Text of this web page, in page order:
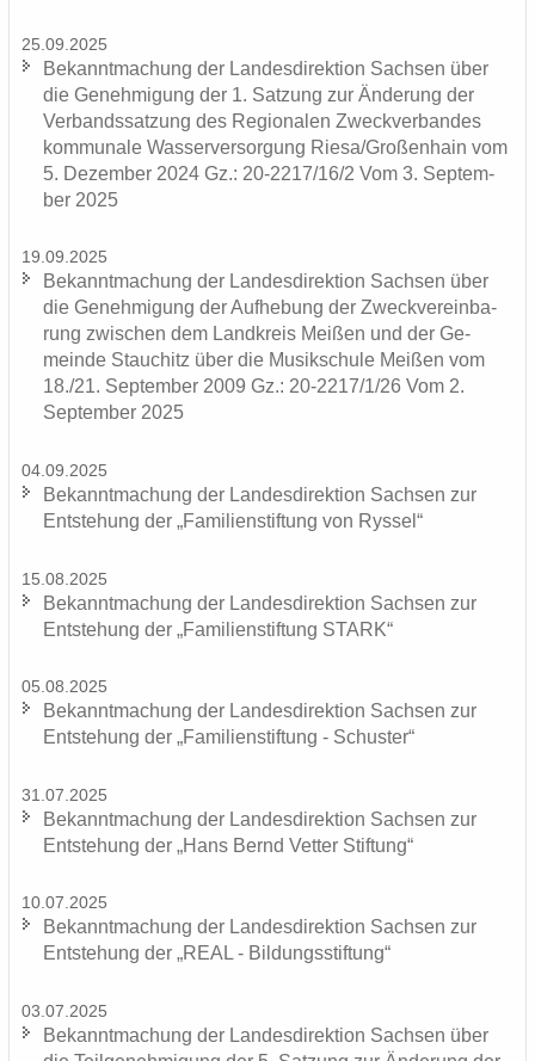
25.09.2025
Be­kannt­ma­chung der Lan­des­di­rek­ti­on Sach­sen über
die Ge­neh­mi­gung der 1. Sat­zung zur Än­de­rung der
Ver­bands­sat­zung des Re­gio­na­len Zweck­ver­ban­des
kom­mu­na­le Was­ser­ver­sor­gung Riesa/Gro­ßen­hain vom
5. De­zem­ber 2024 Gz.: 20-2217/16/2 Vom 3. Sep­tem­
ber 2025
19.09.2025
Be­kannt­ma­chung der Lan­des­di­rek­ti­on Sach­sen über
die Ge­neh­mi­gung der Auf­he­bung der Zweck­ver­ein­ba­
rung zwi­schen dem Land­kreis Mei­ßen und der Ge­
mein­de Stau­chitz über die Mu­sik­schu­le Mei­ßen vom
18./21. Sep­tem­ber 2009 Gz.: 20-2217/1/26 Vom 2.
Sep­tem­ber 2025
04.09.2025
Be­kannt­ma­chung der Lan­des­di­rek­ti­on Sach­sen zur
Ent­ste­hung der „Fa­mi­li­en­stif­tung von Rys­sel“
15.08.2025
Be­kannt­ma­chung der Lan­des­di­rek­ti­on Sach­sen zur
Ent­ste­hung der „Fa­mi­li­en­stif­tung STARK“
05.08.2025
Be­kannt­ma­chung der Lan­des­di­rek­ti­on Sach­sen zur
Ent­ste­hung der „Fa­mi­li­en­stif­tung - Schus­ter“
31.07.2025
Be­kannt­ma­chung der Lan­des­di­rek­ti­on Sach­sen zur
Ent­ste­hung der „Hans Bernd Vet­ter Stif­tung“
10.07.2025
Be­kannt­ma­chung der Lan­des­di­rek­ti­on Sach­sen zur
Ent­ste­hung der „REAL - Bil­dungs­stif­tung“
03.07.2025
Be­kannt­ma­chung der Lan­des­di­rek­ti­on Sach­sen über